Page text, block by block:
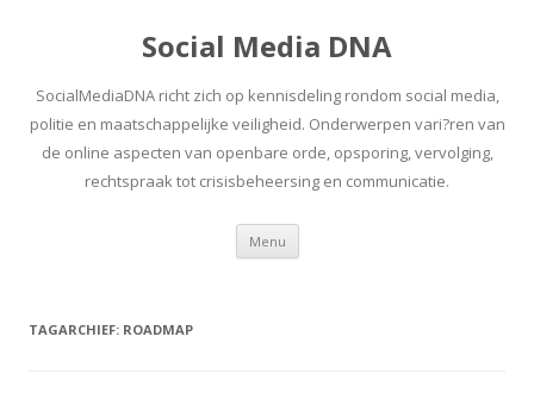
Social Media DNA
SocialMediaDNA richt zich op kennisdeling rondom social media,
politie en maatschappelijke veiligheid. Onderwerpen vari?ren van
de online aspecten van openbare orde, opsporing, vervolging,
rechtspraak tot crisisbeheersing en communicatie.
Menu Spring
inhoud
TAGARCHIEF: ROADMAP